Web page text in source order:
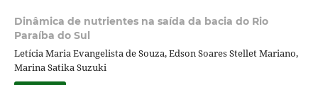
Dinâmica de nutrientes na saída da bacia do Rio
Paraíba do Sul
Letícia Maria Evangelista de Souza, Edson Soares Stellet Mariano,
Marina Satika Suzuki